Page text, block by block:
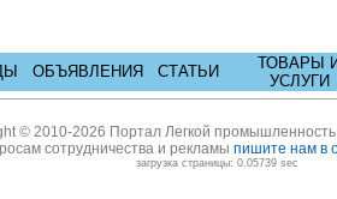
ОБЪЯВЛЕНИЯ СТАТЬИ
ТОВАРЫ
УСЛУГИ
© 2010-2026 Портал Легкой
сотрудничества и рекламы пишите нам в
загрузка страницы: 0.05739 sec